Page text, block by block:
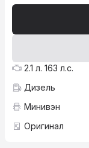
2.1 л. 163 л.с.
Дизель
Минивэн
Оригинал